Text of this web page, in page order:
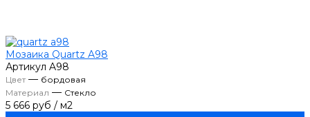
Мозаика Quartz A98
Артикул A98
Цвет— бордовая
Материал — Стекло
5 666 руб / м2